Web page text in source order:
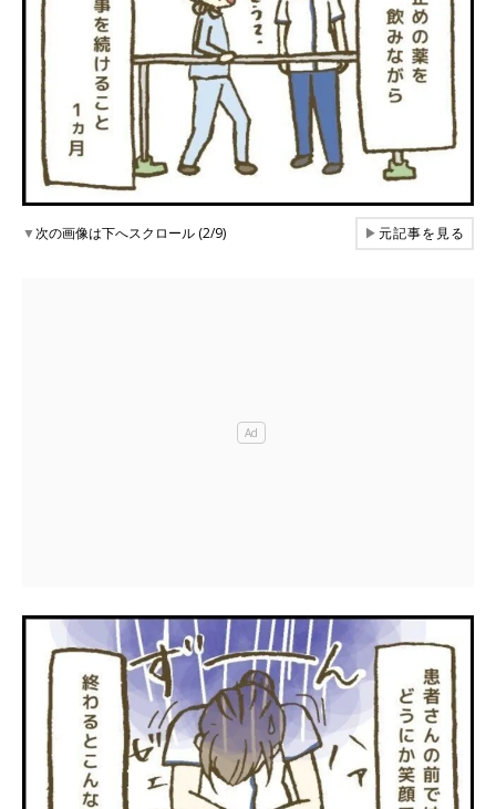
▼次の画像は下へスクロール (2/9) ▶元記事を見る